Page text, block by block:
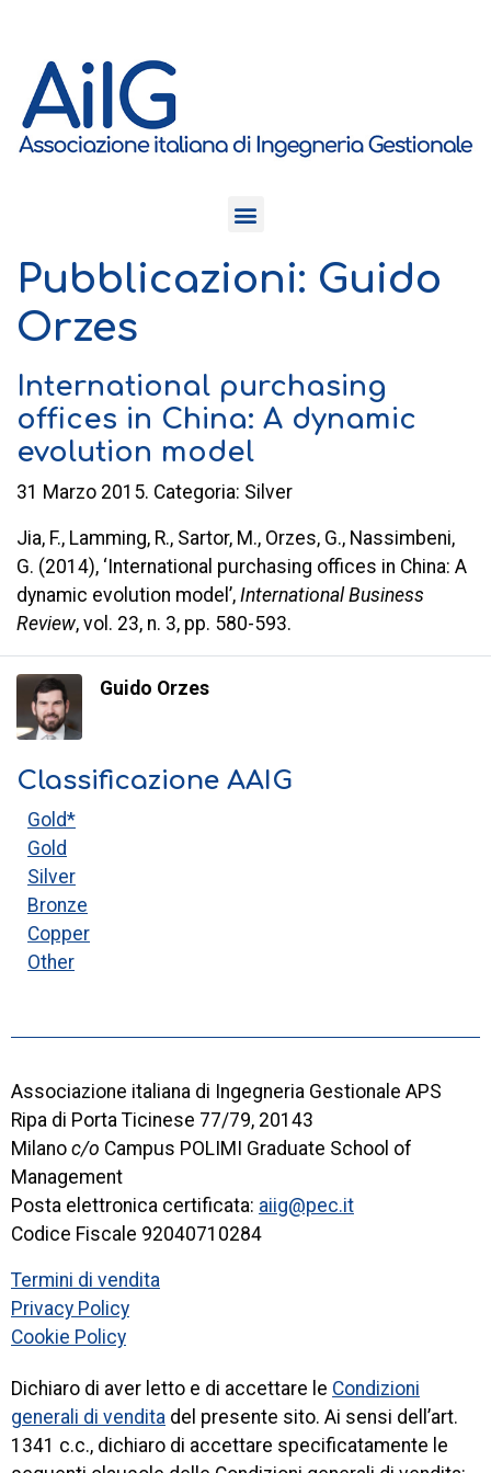
Pubblicazioni: Guido
Orzes
International purchasing
offices in China: A dynamic
evolution model
31 Marzo 2015. Categoria: Silver
Jia, F., Lamming, R., Sartor, M., Orzes, G., Nassimbeni,
G. (2014), ‘International purchasing offices in China: A
dynamic evolution model’, International Business
Review, vol. 23, n. 3, pp. 580-593.
Guido Orzes
Classificazione AAIG
Gold*
Gold
Silver
Bronze
Copper
Other
Associazione italiana di Ingegneria Gestionale APS
Ripa di Porta Ticinese 77/79, 20143
Milano c/o Campus POLIMI Graduate School of
Management
Posta elettronica certificata: aiig@pec.it
Codice Fiscale 92040710284
Termini di vendita
Privacy Policy
Cookie Policy
Dichiaro di aver letto e di accettare le Condizioni
generali di vendita del presente sito. Ai sensi dell’art.
1341 c.c., dichiaro di accettare specificatamente le